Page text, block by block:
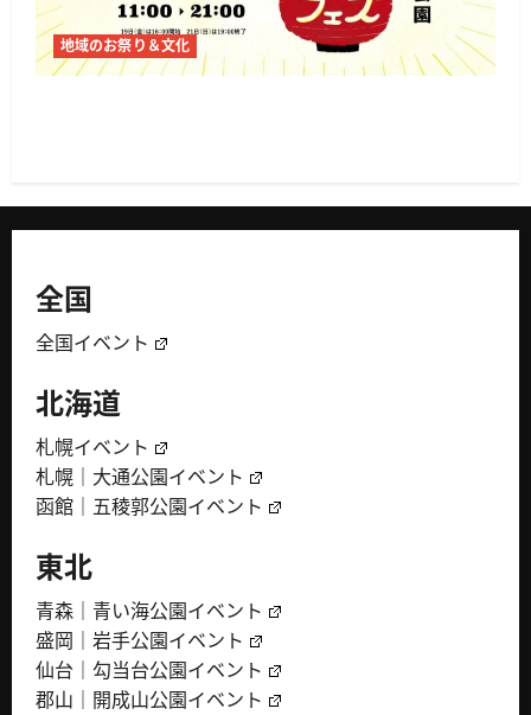
地域のお祭り＆文化
全国
全国イベント
北海道
札幌イベント
札幌｜大通公園イベント
函館｜五稜郭公園イベント
東北
青森｜青い海公園イベント
盛岡｜岩手公園イベント
仙台｜勾当台公園イベント
郡山｜開成山公園イベント